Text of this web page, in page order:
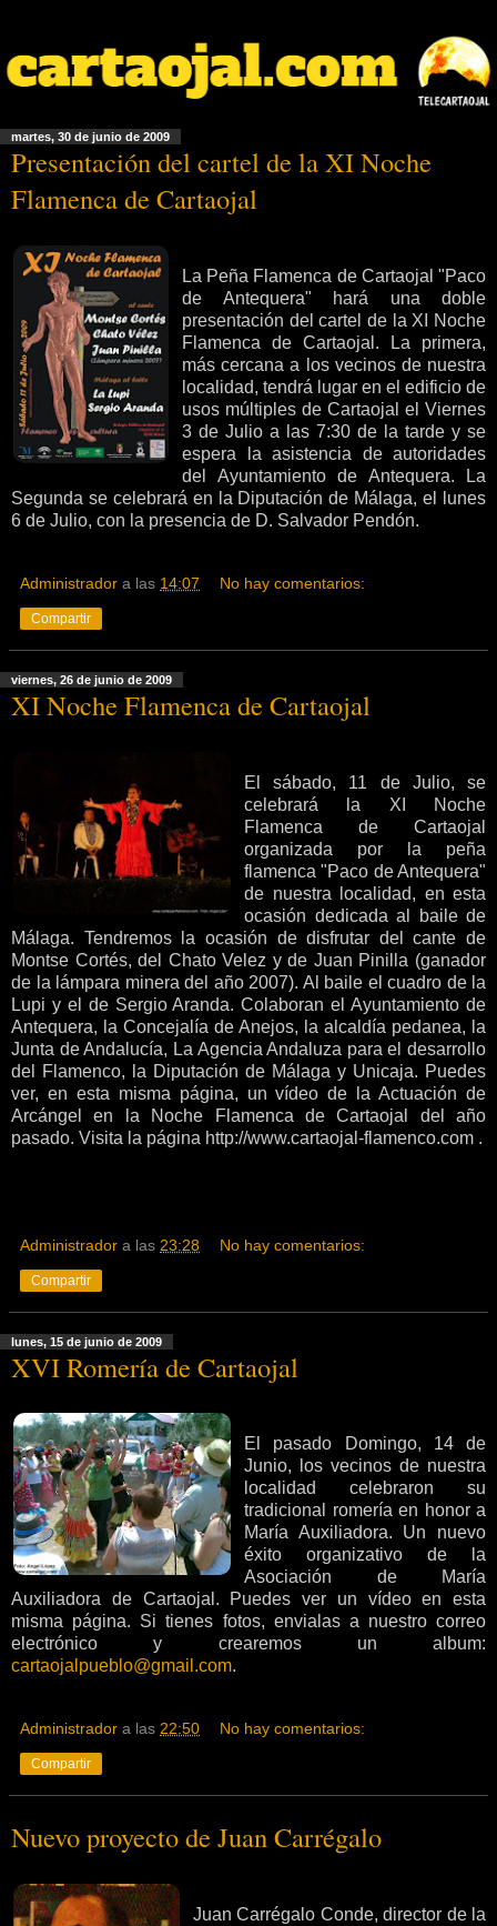
martes, 30 de junio de 2009
Presentación del cartel de la XI Noche
Flamenca de Cartaojal
La Peña Flamenca de Cartaojal "Paco
de Antequera" hará una doble
presentación del cartel de la XI Noche
Flamenca de Cartaojal. La primera,
más cercana a los vecinos de nuestra
localidad, tendrá lugar en el edificio de
usos múltiples de Cartaojal el Viernes
3 de Julio a las 7:30 de la tarde y se
espera la asistencia de autoridades
del Ayuntamiento de Antequera. La
Segunda se celebrará en la Diputación de Málaga, el lunes
6 de Julio, con la presencia de D. Salvador Pendón.
Administrador a las 14:07 No hay comentarios:
Compartir
viernes, 26 de junio de 2009
XI Noche Flamenca de Cartaojal
El sábado, 11 de Julio, se
celebrará la XI Noche
Flamenca de Cartaojal
organizada por la peña
flamenca "Paco de Antequera"
de nuestra localidad, en esta
ocasión dedicada al baile de
Málaga. Tendremos la ocasión de disfrutar del cante de
Montse Cortés, del Chato Velez y de Juan Pinilla (ganador
de la lámpara minera del año 2007). Al baile el cuadro de la
Lupi y el de Sergio Aranda. Colaboran el Ayuntamiento de
Antequera, la Concejalía de Anejos, la alcaldía pedanea, la
Junta de Andalucía, La Agencia Andaluza para el desarrollo
del Flamenco, la Diputación de Málaga y Unicaja. Puedes
ver, en esta misma página, un vídeo de la Actuación de
Arcángel en la Noche Flamenca de Cartaojal del año
pasado. Visita la página http://www.cartaojal-flamenco.com .
Administrador a las 23:28 No hay comentarios:
Compartir
lunes, 15 de junio de 2009
XVI Romería de Cartaojal
El pasado Domingo, 14 de
Junio, los vecinos de nuestra
localidad celebraron su
tradicional romería en honor a
María Auxiliadora. Un nuevo
éxito organizativo de la
Asociación de María
Auxiliadora de Cartaojal. Puedes ver un vídeo en esta
misma página. Si tienes fotos, envialas a nuestro correo
electrónico y crearemos un album:
cartaojalpueblo@gmail.com.
Administrador a las 22:50 No hay comentarios:
Compartir
Nuevo proyecto de Juan Carrégalo
Juan Carrégalo Conde, director de la